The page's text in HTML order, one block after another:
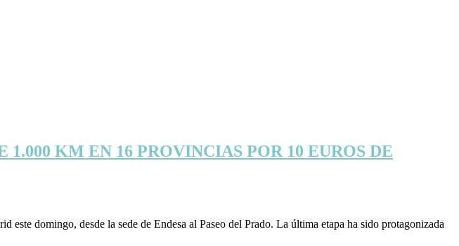
KM EN 16 PROVINCIAS POR 10 EUROS DE
domingo, desde la sede de Endesa al Paseo del Prado. La última etapa ha sido protagonizada